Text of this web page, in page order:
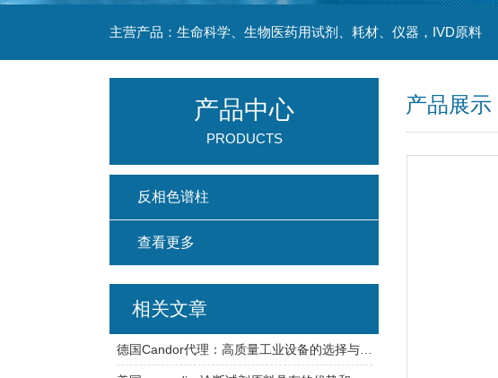
主营产品：生命科学、生物医药用试剂、耗材、仪器，IVD原料
产品展示
产品中心
PRODUCTS
反相色谱柱
查看更多
相关文章
德国Candor代理：高质量工业设备的选择与合作